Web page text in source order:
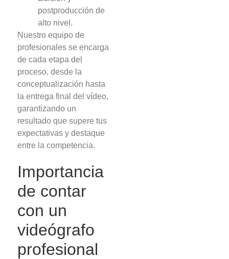
postproducción de
alto nivel.
Nuestro equipo de
profesionales se encarga
de cada etapa del
proceso, desde la
conceptualización hasta
la entrega final del vídeo,
garantizando un
resultado que supere tus
expectativas y destaque
entre la competencia.
Importancia
de contar
con un
videógrafo
profesional